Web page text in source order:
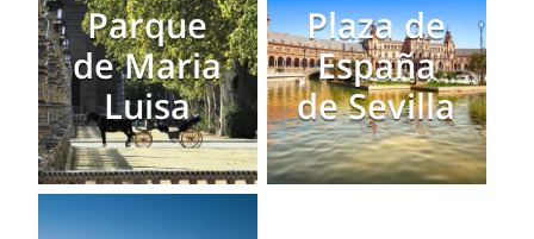
Parque
de Maria
Luisa
Plaza de
España
de Sevilla